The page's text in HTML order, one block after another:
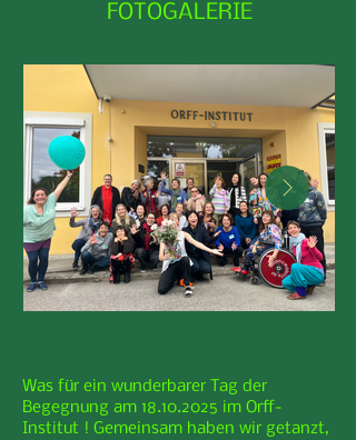
FOTOGALERIE
Was für ein wunderbarer Tag der
Begegnung am 18.10.2025 im Orff-
Institut ! Gemeinsam haben wir getanzt,